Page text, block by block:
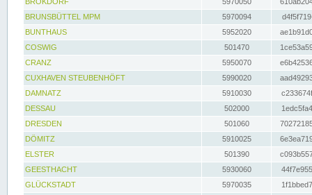
BRUNSBÜTTEL MPM
5970094
BUNTHAUS
5952020
COSWIG
501470
CRANZ
5950070
CUXHAVEN STEUBENHÖFT
5990020
DAMNATZ
5910030
DESSAU
502000
DRESDEN
501060
DÖMITZ
5910025
ELSTER
501390
GEESTHACHT
5930060
GLÜCKSTADT
5970035